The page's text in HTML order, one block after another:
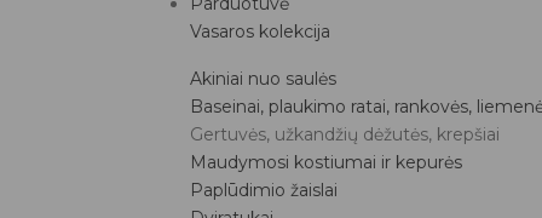
Vasaros kolekcija
Akiniai nuo saulės
Baseinai, plaukimo ratai, rankovės,
Gertuvės, užkandžių dėžutės, krepšiai
Maudymosi kostiumai ir kepurės
Paplūdimio žaislai